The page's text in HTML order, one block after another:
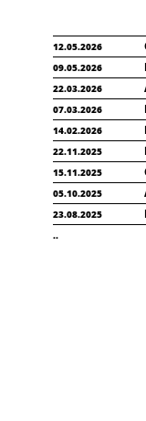
12.05.2026
09.05.2026
22.03.2026
07.03.2026
14.02.2026
22.11.2025
15.11.2025
05.10.2025
23.08.2025
..